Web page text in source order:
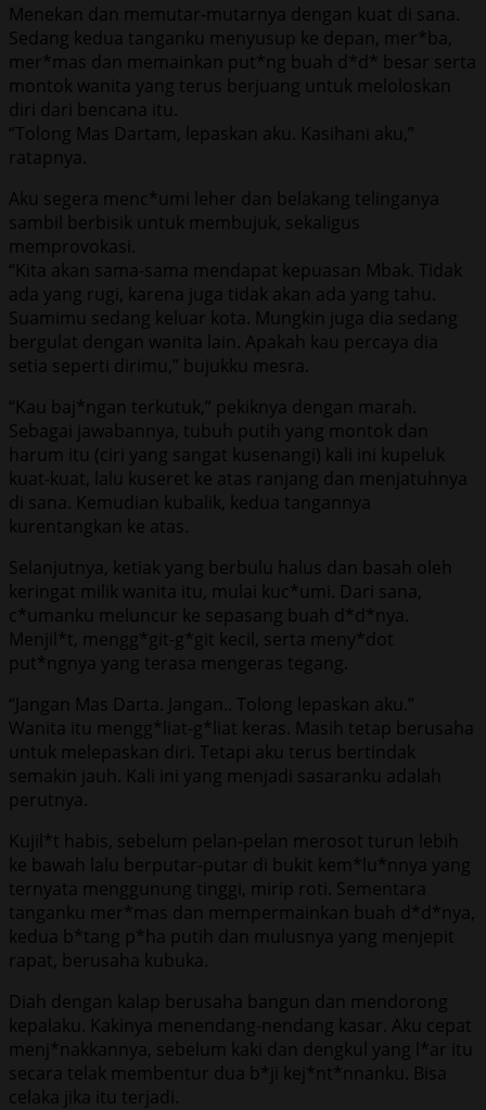
Menekan dan memutar-mutarnya dengan kuat di sana.
Sedang kedua tanganku menyusup ke depan, mer*ba,
mer*mas dan memainkan put*ng buah d*d* besar serta
montok wanita yang terus berjuang untuk meloloskan
diri dari bencana itu.
“Tolong Mas Dartam, lepaskan aku. Kasihani aku,”
ratapnya.
Aku segera menc*umi leher dan belakang telinganya
sambil berbisik untuk membujuk, sekaligus
memprovokasi.
“Kita akan sama-sama mendapat kepuasan Mbak. Tidak
ada yang rugi, karena juga tidak akan ada yang tahu.
Suamimu sedang keluar kota. Mungkin juga dia sedang
bergulat dengan wanita lain. Apakah kau percaya dia
setia seperti dirimu,” bujukku mesra.
“Kau baj*ngan terkutuk,” pekiknya dengan marah.
Sebagai jawabannya, tubuh putih yang montok dan
harum itu (ciri yang sangat kusenangi) kali ini kupeluk
kuat-kuat, lalu kuseret ke atas ranjang dan menjatuhnya
di sana. Kemudian kubalik, kedua tangannya
kurentangkan ke atas.
Selanjutnya, ketiak yang berbulu halus dan basah oleh
keringat milik wanita itu, mulai kuc*umi. Dari sana,
c*umanku meluncur ke sepasang buah d*d*nya.
Menjil*t, mengg*git-g*git kecil, serta meny*dot
put*ngnya yang terasa mengeras tegang.
“Jangan Mas Darta. Jangan.. Tolong lepaskan aku.”
Wanita itu mengg*liat-g*liat keras. Masih tetap berusaha
untuk melepaskan diri. Tetapi aku terus bertindak
semakin jauh. Kali ini yang menjadi sasaranku adalah
perutnya.
Kujil*t habis, sebelum pelan-pelan merosot turun lebih
ke bawah lalu berputar-putar di bukit kem*lu*nnya yang
ternyata menggunung tinggi, mirip roti. Sementara
tanganku mer*mas dan mempermainkan buah d*d*nya,
kedua b*tang p*ha putih dan mulusnya yang menjepit
rapat, berusaha kubuka.
Diah dengan kalap berusaha bangun dan mendorong
kepalaku. Kakinya menendang-nendang kasar. Aku cepat
menj*nakkannya, sebelum kaki dan dengkul yang l*ar itu
secara telak membentur dua b*ji kej*nt*nnanku. Bisa
celaka jika itu terjadi.